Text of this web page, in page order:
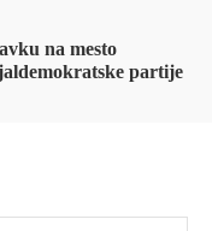
na mesto
partije